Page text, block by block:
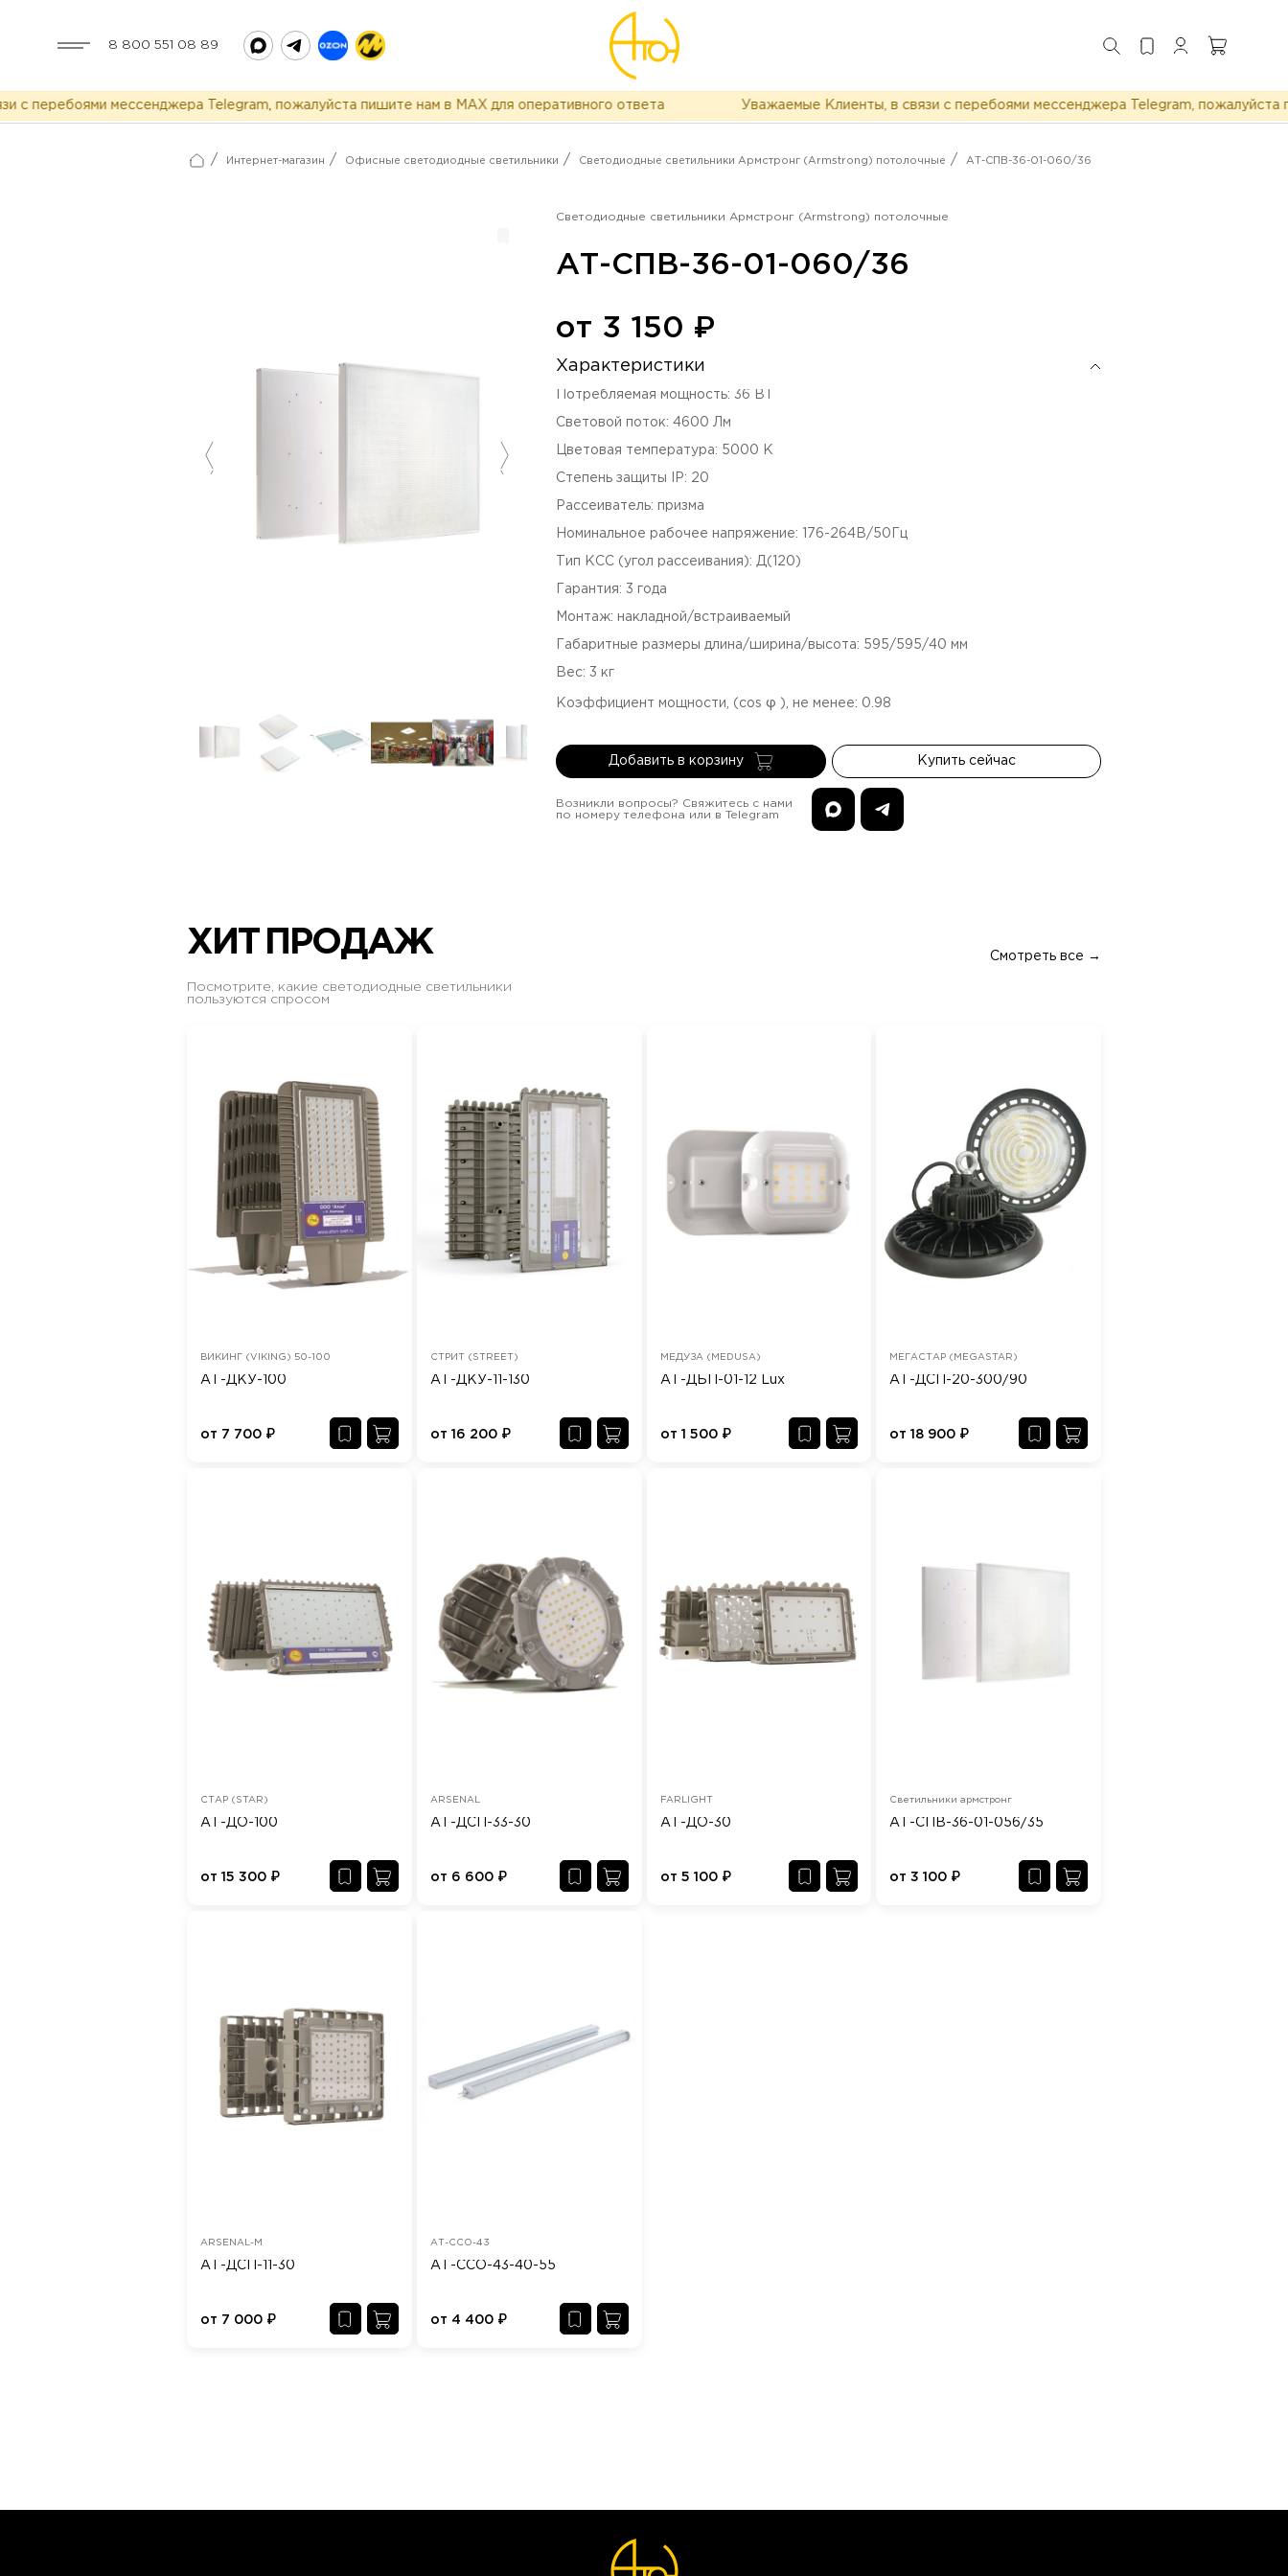
8 800 551 08 89
мессенджера Telegram, пожалуйста пишите нам в MAX для оперативного ответа Уважаемые Клиенты, в связи с перебоями мессенджера Telegram, пожалуйста
/ Интернет-магазин / Офисные светодиодные светильники / Светодиодные светильники Армстронг (Armstrong) потолочные / АТ-СПВ-36-01-060/36
Светодиодные светильники Армстронг (Armstrong) потолочные
АТ-СПВ-36-01-060/36
от 3 150 ₽
Характеристики
Потребляемая мощность: 36 ВТ
Световой поток: 4600 Лм
Цветовая температура: 5000 К
Степень защиты IP: 20
Рассеиватель: призма
Номинальное рабочее напряжение: 176-264В/50Гц
Тип КСС (угол рассеивания): Д(120)
Гарантия: 3 года
Монтаж: накладной/встраиваемый
Габаритные размеры длина/ширина/высота: 595/595/40 мм
Вес: 3 кг
Коэффициент мощности, (cos φ ), не менее: 0.98
Добавить в корзину Купить сейчас
Возникли вопросы? Свяжитесь с нами
по номеру телефона или в Telegram
ХИТ ПРОДАЖ Смотреть все →
Посмотрите, какие светодиодные светильники
пользуются спросом
ВИКИНГ (VIKING) 50-100
АТ-ДКУ-100
от 7 700 ₽
СТРИТ (STREET)
АТ-ДКУ-11-130
от 16 200 ₽
МЕДУЗА (MEDUSA)
АТ-ДБП-01-12 Lux
от 1 500 ₽
МЕГАСТАР (MEGASTAR)
АТ-ДСП-20-300/90
от18 900 ₽
СТАР (STAR)
АТ-ДО-100
от 15 300 ₽
ARSENAL
АТ-ДСП-33-30
от 6 600 ₽
FARLIGHT
АТ-ДО-30
от 5 100 ₽
Светильники армстронг
АТ-СПВ-36-01-056/35
от3 100 ₽
ARSENAL-M
АТ-ДСП-11-30
от 7 000 ₽
АТ-ССО-43
АТ-ССО-43-40-55
от 4 400 ₽